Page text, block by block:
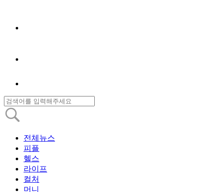
전체뉴스
피플
헬스
라이프
컬처
머니